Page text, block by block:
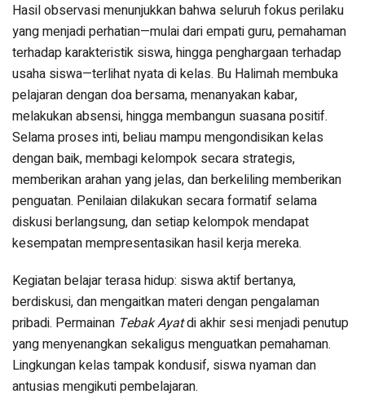
Hasil observasi menunjukkan bahwa seluruh fokus perilaku
yang menjadi perhatian—mulai dari empati guru, pemahaman
terhadap karakteristik siswa, hingga penghargaan terhadap
usaha siswa—terlihat nyata di kelas. Bu Halimah membuka
pelajaran dengan doa bersama, menanyakan kabar,
melakukan absensi, hingga membangun suasana positif.
Selama proses inti, beliau mampu mengondisikan kelas
dengan baik, membagi kelompok secara strategis,
memberikan arahan yang jelas, dan berkeliling memberikan
penguatan. Penilaian dilakukan secara formatif selama
diskusi berlangsung, dan setiap kelompok mendapat
kesempatan mempresentasikan hasil kerja mereka.
Kegiatan belajar terasa hidup: siswa aktif bertanya,
berdiskusi, dan mengaitkan materi dengan pengalaman
pribadi. Permainan Tebak Ayatdi akhir sesi menjadi penutup
yang menyenangkan sekaligus menguatkan pemahaman.
Lingkungan kelas tampak kondusif, siswa nyaman dan
antusias mengikuti pembelajaran.